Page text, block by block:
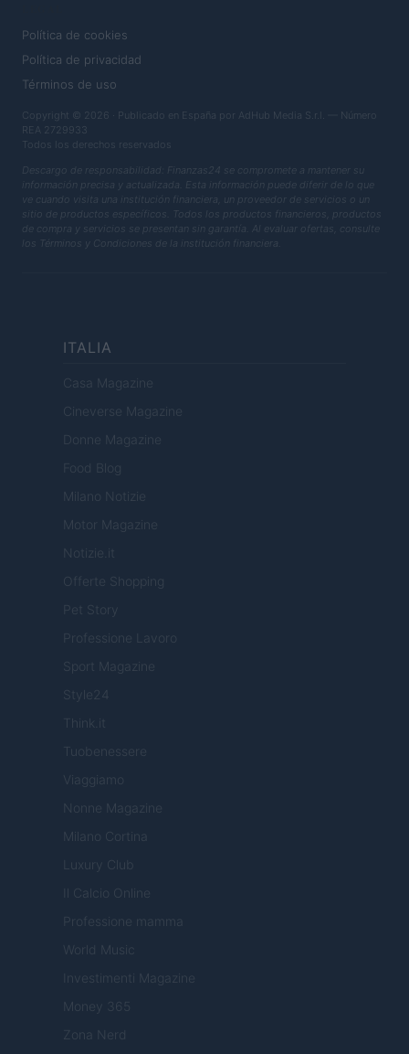
Política de cookies
Política de privacidad
Términos de uso
Copyright © 2026 · Publicado en España por AdHub Media S.r.l. — Número
REA 2729933
Todos los derechos reservados
Descargo de responsabilidad: Finanzas24 se compromete a mantener su
información precisa y actualizada. Esta información puede diferir de lo que
ve cuando visita una institución financiera, un proveedor de servicios o un
sitio de productos específicos. Todos los productos financieros, productos
de compra y servicios se presentan sin garantía. Al evaluar ofertas, consulte
los Términos y Condiciones de la institución financiera.
ITALIA
Casa Magazine
Cineverse Magazine
Donne Magazine
Food Blog
Milano Notizie
Motor Magazine
Notizie.it
Offerte Shopping
Pet Story
Professione Lavoro
Sport Magazine
Style24
Think.it
Tuobenessere
Viaggiamo
Nonne Magazine
Milano Cortina
Luxury Club
Il Calcio Online
Professione mamma
World Music
Investimenti Magazine
Money 365
Zona Nerd